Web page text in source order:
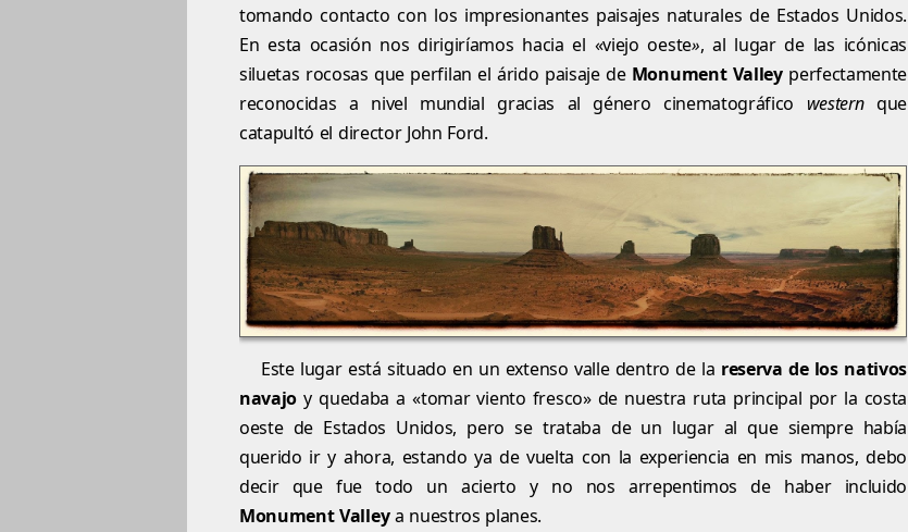
tomando contacto con los impresionantes paisajes naturales de Estados Unidos.
En esta ocasión nos dirigiríamos hacia el «viejo oeste», al lugar de las icónicas
siluetas rocosas que perfilan el árido paisaje de Monument Valleyperfectamente
reconocidas a nivel mundial gracias al género cinematográfico westernque
catapultó el director John Ford.
Este lugar está situado en un extenso valle dentro de la reserva de los nativos
navajo y quedaba a «tomar viento fresco» de nuestra ruta principal por la costa
oeste de Estados Unidos, pero se trataba de un lugar al que siempre había
querido ir y ahora, estando ya de vuelta con la experiencia en mis manos, debo
decir que fue todo un acierto y no nos arrepentimos de haber incluido
Monument Valleya nuestros planes.